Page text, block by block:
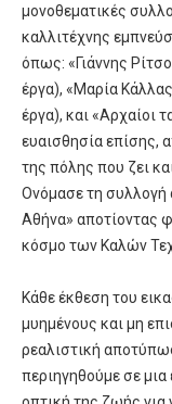
μονοθεματικές
καλλιτέχνης
όπως: «Γιάννης
έργα), «Μαρία
έργα), και «Αρχαίοι
ευαισθησία επίσης,
της πόλης που ζει
Ονόμασε τη συλλογή
Αθήνα» αποτίοντας
κόσμο των Καλών
Κάθε έκθεση του
μυημένους και μη
ρεαλιστική
περιηγηθούμε σε μια